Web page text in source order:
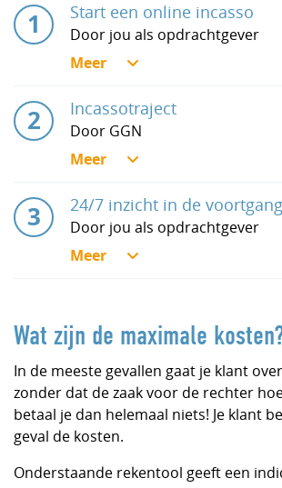
Start een online incasso
Door jou als opdrachtgever
Incassotraject
Door GGN
24/7 inzicht in de voortgang
Door jou als opdrachtgever
Wat zijn de maximale
In de meeste gevallen gaat je klant
zonder dat de zaak voor de rechter
betaal je dan helemaal niets! Je klant
geval de kosten.
Onderstaande rekentool geeft een